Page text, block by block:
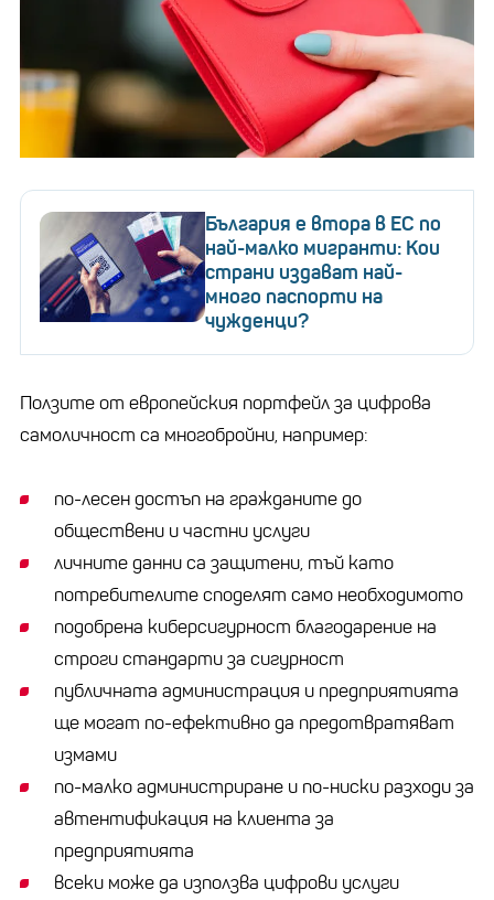
България е втора в ЕС по
най-малко мигранти: Кои
страни издават най-
много паспорти на
чужденци?
Ползите от европейския портфейл за цифрова
самоличност са многобройни, например:
по-лесен достъп на гражданите до
обществени и частни услуги
личните данни са защитени, тъй като
потребителите споделят само необходимото
подобрена киберсигурност благодарение на
строги стандарти за сигурност
публичната администрация и предприятията
ще могат по-ефективно да предотвратяват
измами
по-малко администриране и по-ниски разходи за
автентификация на клиента за
предприятията
всеки може да използва цифрови услуги